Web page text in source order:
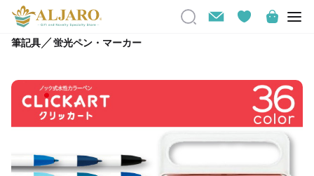
筆記具／蛍光ペン・マーカー